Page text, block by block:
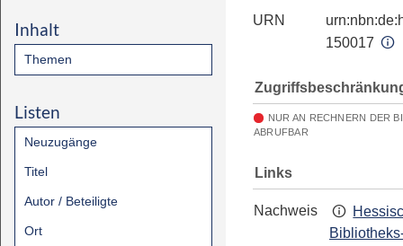
Inhalt
Themen
Listen
Neuzugänge
Titel
Autor / Beteiligte
Ort
URN
150017
NUR AN RECHNERN DER
ABRUFBAR
Links
Nachweis